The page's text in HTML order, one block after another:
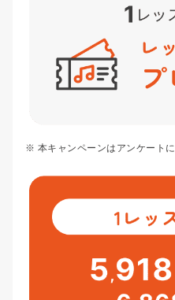
※ 本キャンペーンはアンケート